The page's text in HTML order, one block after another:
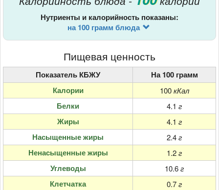
Нутриенты и калорийность показаны:
на 100 грамм блюда
Пищевая ценность
Показатель КБЖУ
На 100 грамм
Калории
100 кКал
Белки 4.1 г
Жиры 4.1 г
Насыщенные жиры 2.4г
Ненасыщенные жиры 1.2г
Углеводы 10.6г
Клетчатка 0.7г